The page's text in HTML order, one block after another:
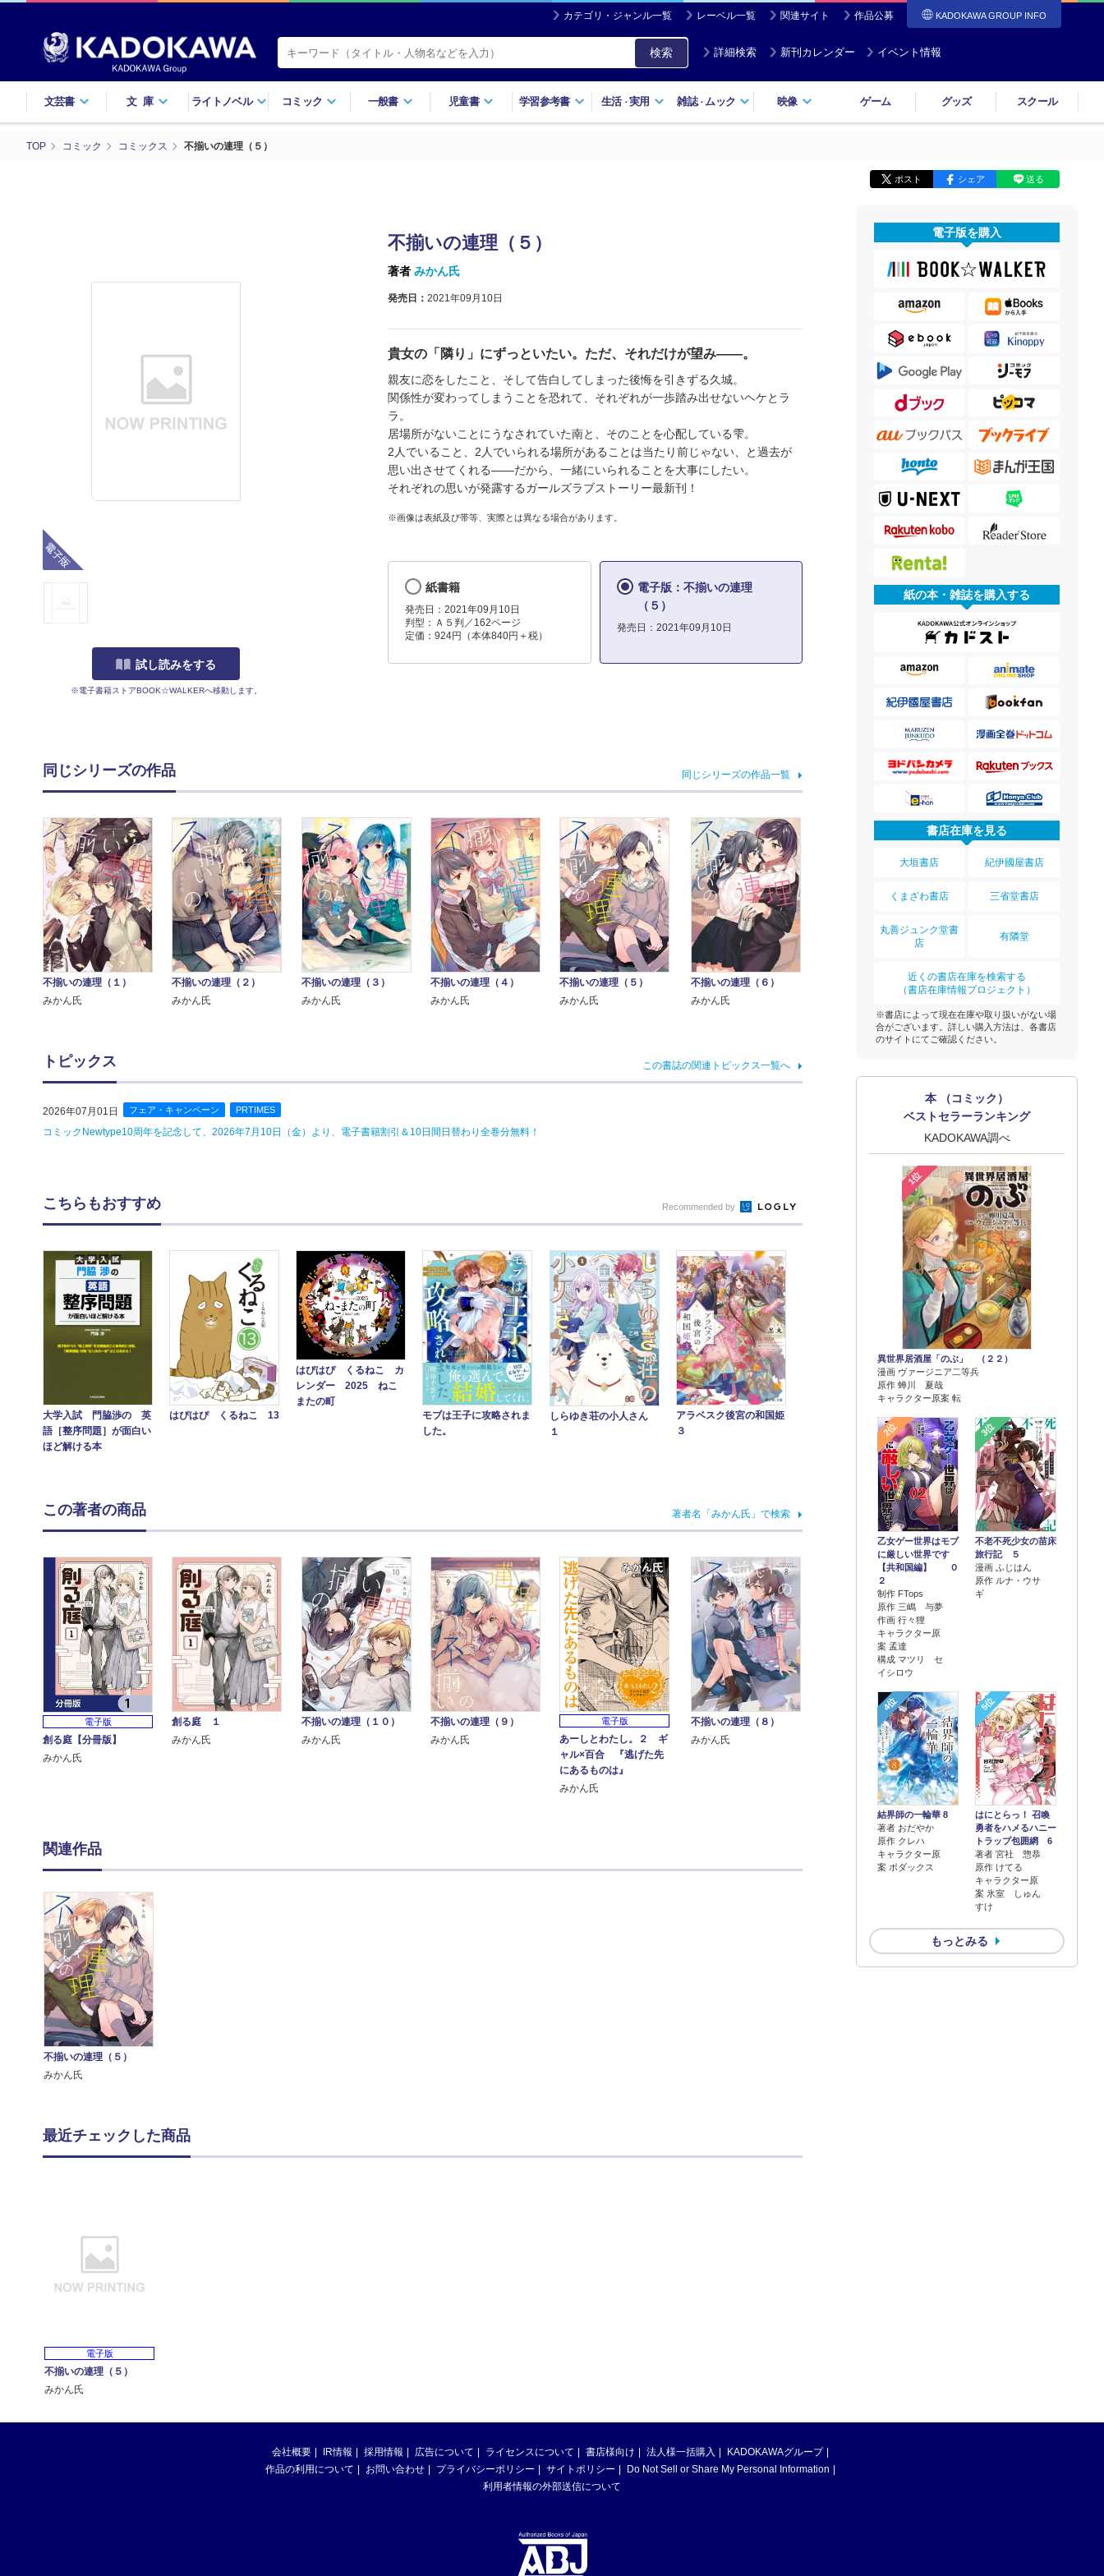
カテゴリ・ジャンル一覧 レーベル一覧 関連サイト 作品公募 KADOKAWA GROUP INFO
検索 詳細検索 新刊カレンダー イベント情報
文芸書 文庫 ライトノベル コミック 一般書 児童書 学習参考書 生活・実用 雑誌・ ムック 映像 ゲーム グッズ スクール
TOP コミック コミックス 不揃いの連理（５）
ポスト シェア 送る
試し読みをする
※電子書籍ストアBOOK☆WALKERへ移動します。
不揃いの連理（５）
著者 みかん氏
発売日： 2021年09月10日
貴女の「隣り」にずっといたい。ただ、それだけが望み――。
親友に恋をしたこと、そして告白してしまった後悔を引きずる久城。
関係性が変わってしまうことを恐れて、それぞれが一歩踏み出せないヘケとラ
ラ。
居場所がないことにうなされていた南と、そのことを心配している雫。
2人でいること、2人でいられる場所があることは当たり前じゃない、と過去が
思い出させてくれる――だから、一緒にいられることを大事にしたい。
それぞれの思いが発露するガールズラブストーリー最新刊！
※画像は表紙及び帯等、実際とは異なる場合があります。
紙書籍
発売日：2021年09月10日
判型：Ａ５判／162ページ
定価：924円（本体840円＋税）
電子版：不揃いの連理
（５）
発売日：2021年09月10日
同じシリーズの作品 同じシリーズの作品一覧
不揃いの連理（１）
みかん氏
不揃いの連理（２）
みかん氏
不揃いの連理（３）
みかん氏
不揃いの連理（４）
みかん氏
不揃いの連理（５）
みかん氏
不揃いの連理（６）
みかん氏
トピックス この書誌の関連トピックス一覧へ
2026年07月01日 フェア・キャンペーン PRTIMES
コミックNewtype10周年を記念して、2026年7月10日（金）より、電子書籍割引＆10日間日替わり全巻分無料！
電子版を購入
紙の本・雑誌を購入する
書店在庫を見る
大垣書店 紀伊國屋書店
くまざわ書店 三省堂書店
丸善ジュンク堂書
店
有隣堂
近くの書店在庫を検索する
（書店在庫情報プロジェクト）
※書店によって現在在庫や取り扱いがない場
合がございます。詳しい購入方法は、各書店
のサイトにてご確認ください。
本 （コミック）
ベストセラーランキング
KADOKAWA調べ
1位
異世界居酒屋「のぶ」 （２２）
漫画 ヴァージニア二等兵
原作 蝉川 夏哉
キャラクター原案 転
2位
乙女ゲー世界はモブ
に厳しい世界です
【共和国編】 ０
２
制作 FTops
原作 三嶋 与夢
作画 行々狸
キャラクター原
案 孟達
構成 マツリ セ
イシロウ
3位
不老不死少女の苗床
旅行記 ５
漫画 ふじはん
原作 ルナ・ウサ
ギ
4位
結界師の一輪華 8
著者 おだやか
原作 クレハ
キャラクター原
案 ボダックス
5位
はにとらっ！ 召喚
勇者をハメるハニー
トラップ包囲網 6
著者 宮社 惣恭
原作 けてる
キャラクター原
案 氷室 しゅん
すけ
もっとみる
こちらもおすすめ Recommended by
大学入試 門脇渉の 英
語［整序問題］が面白い
ほど解ける本
はぴはぴ くるねこ 13
はぴはぴ くるねこ カ
レンダー 2025 ねこ
またの町
モブは王子に攻略されま
した。
しらゆき荘の小人さん
１
アラベスク後宮の和国姫
３
この著者の商品 著者名「みかん氏」で検索
電子版
創る庭【分冊版】
みかん氏
創る庭 １
みかん氏
不揃いの連理（１０）
みかん氏
不揃いの連理（９）
みかん氏
電子版
あーしとわたし。２ ギ
ャル×百合 『逃げた先
にあるものは』
みかん氏
不揃いの連理（８）
みかん氏
関連作品
不揃いの連理（５）
みかん氏
最近チェックした商品
電子版
不揃いの連理（５）
みかん氏
会社概要 IR情報 採用情報 広告について ライセンスについて 書店様向け 法人様一括購入
KADOKAWAグループ
作品の利用について
お問い合わせ プライバシーポリシー サイトポリシー
Do Not Sell or Share My Personal Information
利用者情報の外部送信について